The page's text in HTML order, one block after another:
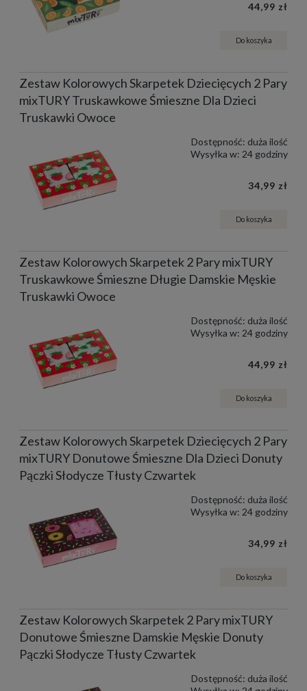
44,99 zł
Do koszyka
Zestaw Kolorowych Skarpetek Dziecięcych 2 Pary
mixTURY Truskawkowe Śmieszne Dla Dzieci
Truskawki Owoce
Dostępność: duża ilość
Wysyłka w: 24 godziny
34,99 zł
Do koszyka
Zestaw Kolorowych Skarpetek 2 Pary mixTURY
Truskawkowe Śmieszne Długie Damskie Męskie
Truskawki Owoce
Dostępność: duża ilość
Wysyłka w: 24 godziny
44,99 zł
Do koszyka
Zestaw Kolorowych Skarpetek Dziecięcych 2 Pary
mixTURY Donutowe Śmieszne Dla Dzieci Donuty
Pączki Słodycze Tłusty Czwartek
Dostępność: duża ilość
Wysyłka w: 24 godziny
34,99 zł
Do koszyka
Zestaw Kolorowych Skarpetek 2 Pary mixTURY
Donutowe Śmieszne Damskie Męskie Donuty
Pączki Słodycze Tłusty Czwartek
Dostępność: duża ilość